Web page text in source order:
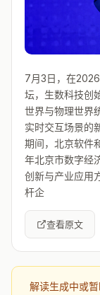
7月3日，在
坛，生数科技创
世界与物理世界
实时交互场景的
期间，北京软件
年北京市数字经
创新与产业应用
杆企
查看原文
解读生成中或